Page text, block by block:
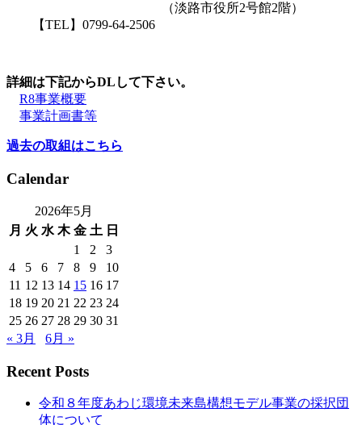
（淡路市役所2号館2階）
【TEL】0799-64-2506
詳細は下記からDLして下さい。
R8事業概要
事業計画書等
過去の取組はこちら
Calendar
2026年5月
月 火 水 木 金 土 日
1
2
3
4
5 6 7 8 9
10
11 12 13 14 15 16 17
18 19 20 21 22 23 24
25 26 27 28 29 30 31
« 3月
6月 »
Recent Posts
令和８年度あわじ環境未来島構想モデル事業の採択団
体について